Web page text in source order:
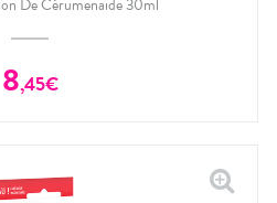
De Cérumenaide 30ml
8,45€